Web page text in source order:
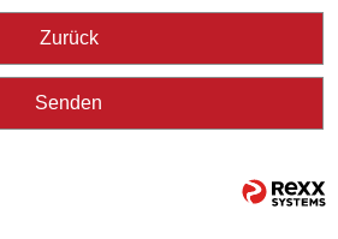
Zurück
Senden